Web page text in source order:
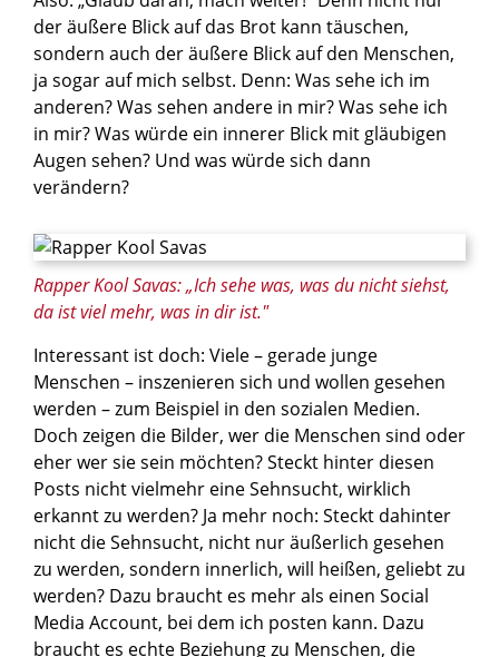
Rapper Kool Savas: „Ich sehe was, was du nicht siehst,
da ist viel mehr, was in dir ist."
der äußere Blick auf das Brot kann täuschen,
sondern auch der äußere Blick auf den Menschen,
ja sogar auf mich selbst. Denn: Was sehe ich im
anderen? Was sehen andere in mir? Was sehe ich
in mir? Was würde ein innerer Blick mit gläubigen
Augen sehen? Und was würde sich dann
verändern?
Interessant ist doch: Viele – gerade junge
Menschen – inszenieren sich und wollen gesehen
werden – zum Beispiel in den sozialen Medien.
Doch zeigen die Bilder, wer die Menschen sind oder
eher wer sie sein möchten? Steckt hinter diesen
Posts nicht vielmehr eine Sehnsucht, wirklich
erkannt zu werden? Ja mehr noch: Steckt dahinter
nicht die Sehnsucht, nicht nur äußerlich gesehen
zu werden, sondern innerlich, will heißen, geliebt zu
werden? Dazu braucht es mehr als einen Social
Media Account, bei dem ich posten kann. Dazu
braucht es echte Beziehung zu Menschen, die